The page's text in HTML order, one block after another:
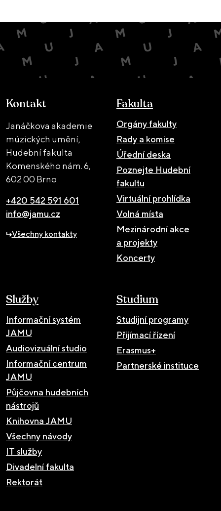
Kontakt
Janáčkova akademie
múzických umění,
Hudební fakulta
Komenského nám. 6,
602 00 Brno
+420 542 591 601
info@jamu.cz
Všechny kontakty
Fakulta
Orgány fakulty
Rady a komise
Úřední deska
Poznejte Hudební
fakultu
Virtuální prohlídka
Volná místa
Mezinárodní akce
a projekty
Koncerty
Služby
Informační systém
JAMU
Audiovizuální studio
Informační centrum
JAMU
Půjčovna hudebních
nástrojů
Knihovna JAMU
Všechny návody
IT služby
Divadelní fakulta
Rektorát
Studium
Studijní programy
Přijímací řízení
Erasmus+
Partnerské instituce